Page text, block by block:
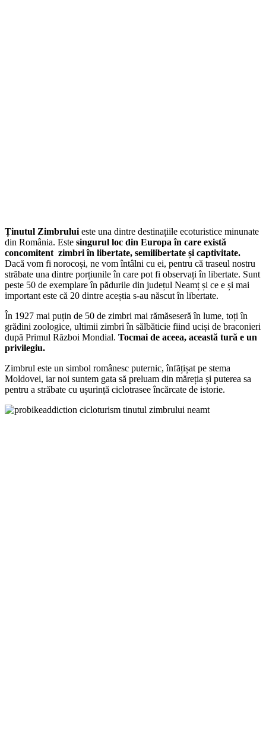
Ținutul Zimbrului este una dintre destinațiile ecoturistice minunate
din România. Este singurul loc din Europa în care există
concomitent zimbri în libertate, semilibertate și captivitate.
Dacă vom fi norocoși, ne vom întâlni cu ei, pentru că traseul nostru
străbate una dintre porțiunile în care pot fi observați în libertate. Sunt
peste 50 de exemplare în pădurile din județul Neamț și ce e și mai
important este că 20 dintre aceștia s-au născut în libertate.
În 1927 mai puțin de 50 de zimbri mai rămăseseră în lume, toți în
grădini zoologice, ultimii zimbri în sălbăticie fiind uciși de braconieri
după Primul Război Mondial. Tocmai de aceea, această tură e un
privilegiu.
Zimbrul este un simbol românesc puternic, înfățișat pe stema
Moldovei, iar noi suntem gata să preluam din măreția și puterea sa
pentru a străbate cu ușurință ciclotrasee încărcate de istorie.